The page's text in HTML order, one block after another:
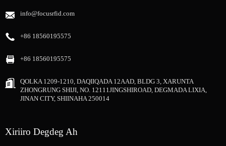
info@focusrfid.com
+86 18560195575
+86 18560195575
QOLKA 1209-1210, DAQIIQADA 12AAD, BLDG 3, XARUNTA
ZHONGRUNG SHIJI, NO. 12111JINGSHIROAD, DEGMADA LIXIA,
JINAN CITY, SHIINAHA 250014
Xiriiro Degdeg Ah